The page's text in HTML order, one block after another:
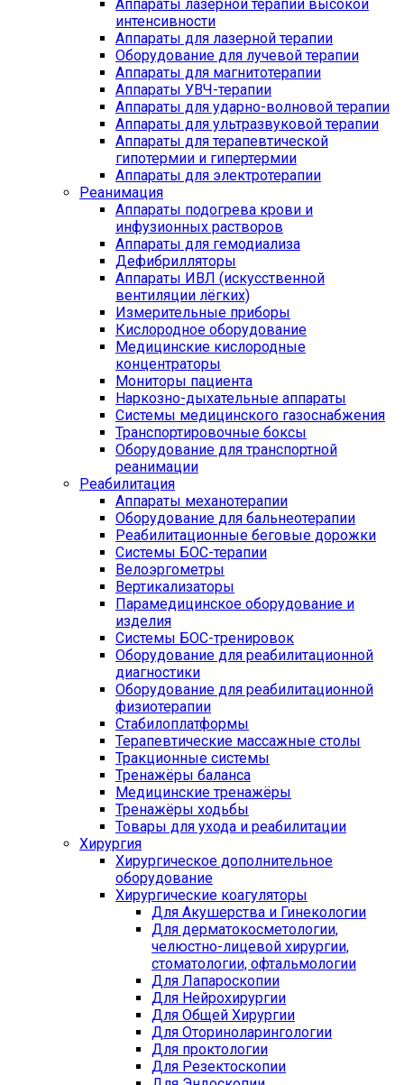
Аппараты лазерной терапии высокой
интенсивности
Аппараты для лазерной терапии
Оборудование для лучевой терапии
Аппараты для магнитотерапии
Аппараты УВЧ-терапии
Аппараты для ударно-волновой терапии
Аппараты для ультразвуковой терапии
Аппараты для терапевтической
гипотермии и гипертермии
Аппараты для электротерапии
Реанимация
Аппараты подогрева крови и
инфузионных растворов
Аппараты для гемодиализа
Дефибрилляторы
Аппараты ИВЛ (искусственной
вентиляции лёгких)
Измерительные приборы
Кислородное оборудование
Медицинские кислородные
концентраторы
Мониторы пациента
Наркозно-дыхательные аппараты
Системы медицинского газоснабжения
Транспортировочные боксы
Оборудование для транспортной
реанимации
Реабилитация
Аппараты механотерапии
Оборудование для бальнеотерапии
Реабилитационные беговые дорожки
Системы БОС-терапии
Велоэргометры
Вертикализаторы
Парамедицинское оборудование и
изделия
Системы БОС-тренировок
Оборудование для реабилитационной
диагностики
Оборудование для реабилитационной
физиотерапии
Стабилоплатформы
Терапевтические массажные столы
Тракционные системы
Тренажёры баланса
Медицинские тренажёры
Тренажёры ходьбы
Товары для ухода и реабилитации
Хирургия
Хирургическое дополнительное
оборудование
Хирургические коагуляторы
Для Акушерства и Гинекологии
Для дерматокосметологии,
челюстно-лицевой хирургии,
стоматологии, офтальмологии
Для Лапароскопии
Для Нейрохирургии
Для Общей Хирургии
Для Оториноларингологии
Для проктологии
Для Резектоскопии